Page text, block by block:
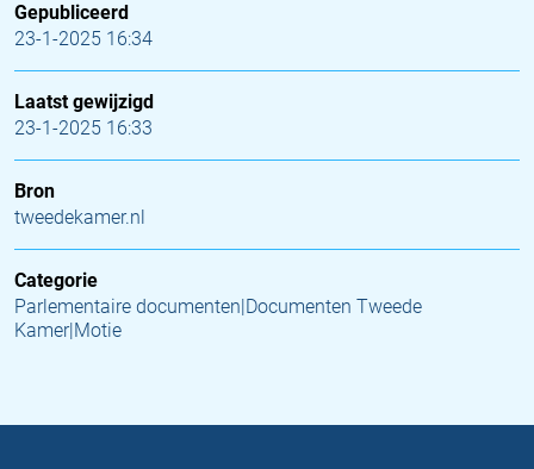
Gepubliceerd
23-1-2025 16:34
Laatst gewijzigd
23-1-2025 16:33
Bron
tweedekamer.nl
Categorie
Parlementaire documenten|Documenten Tweede
Kamer|Motie